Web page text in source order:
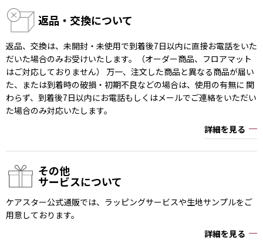
返品・交換について
返品、交換は、未開封・未使用で到着後7日以内に直接お電話をいた
だいた場合のみお受けいたします。（オーダー商品、フロアマット
はご対応しておりません） 万一、注文した商品と異なる商品が届い
た、または到着時の破損・初期不良などの場合は、使用の有無に 関
わらず、到着後7日以内にお電話もしくはメールでご連絡をいただい
た場合のみ対応いたします。
詳細を見る
その他
サービスについて
ケアスター公式通販では、ラッピングサービスや生地サンプルをご
用意しております。
詳細を見る